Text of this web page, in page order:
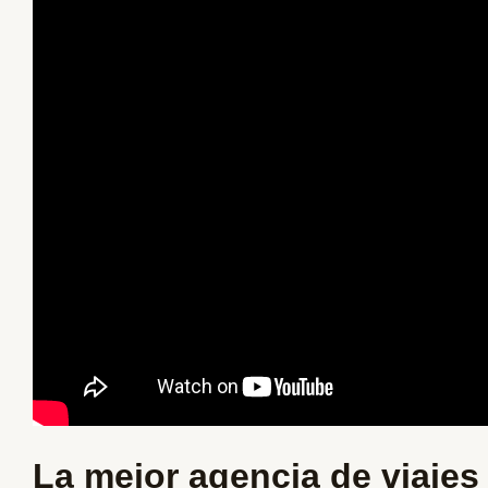
La mejor agencia de